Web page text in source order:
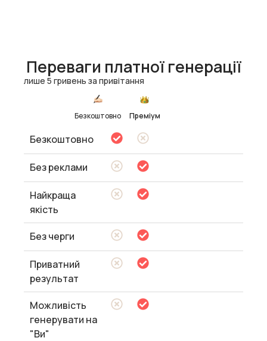
Переваги платної генерації
лише 5 гривень за привітання
Безкоштовно Преміум
Безкоштовно
Без реклами
Найкраща
якість
Без черги
Приватний
результат
Можливість
генерувати на
"Ви"